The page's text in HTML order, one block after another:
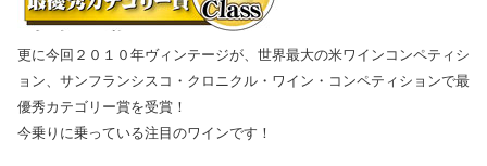
更に今回２０１０年ヴィンテージが、世界最大の米ワインコンペティシ
ョン、サンフランシスコ・クロニクル・ワイン・コンペティションで最
優秀カテゴリー賞を受賞！
今乗りに乗っている注目のワインです！